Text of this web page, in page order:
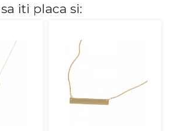
iti placa si: